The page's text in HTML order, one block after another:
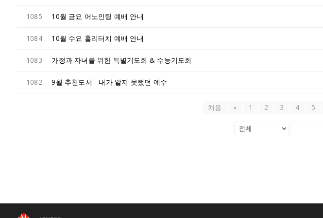
1085 10월 금요 어노인팅 예배 안내
1084 10월 수요 홀리터치 예배 안내
1083 가정과 자녀를 위한 특별기도회 & 수능기도회
1082 9월 추천도서 - 내가 알지 못했던 예수
처음 « 1 2 3 4 5